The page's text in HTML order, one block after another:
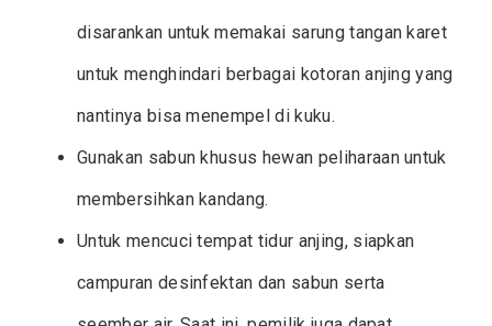
disarankan untuk memakai sarung tangan karet
untuk menghindari berbagai kotoran anjing yang
nantinya bisa menempel di kuku.
Gunakan sabun khusus hewan peliharaan untuk
membersihkan kandang.
Untuk mencuci tempat tidur anjing, siapkan
campuran desinfektan dan sabun serta